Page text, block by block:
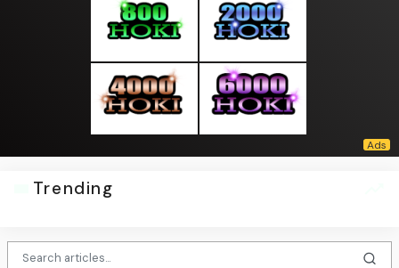
Trending